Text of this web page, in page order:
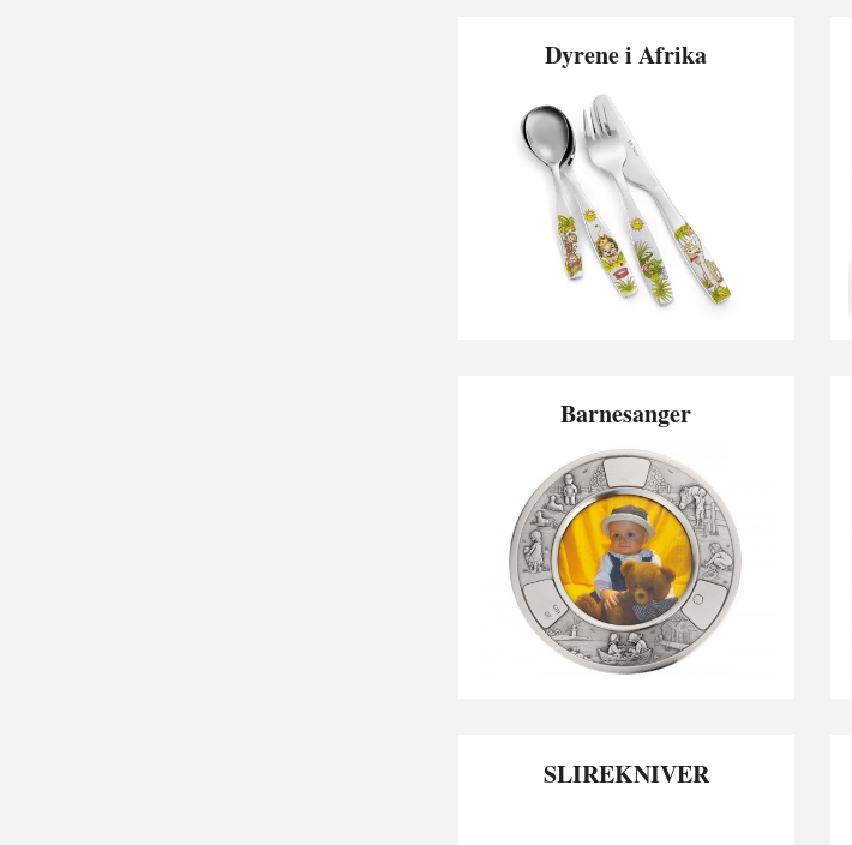
Dyrene i Afrika
Barnesanger
SLIREKNIVER